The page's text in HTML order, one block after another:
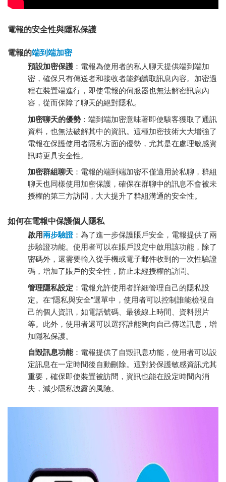
電報的安全性與隱私保護
電報的端到端加密
預設加密保護 ：電報為使用者的私人聊天提供端到端加
密，確保只有傳送者和接收者能夠讀取訊息內容。加密過
程在裝置端進行，即使電報的伺服器也無法解密訊息內
容，從而保障了聊天的絕對隱私。
加密聊天的優勢 ：端到端加密意味著即使駭客獲取了通訊
資料，也無法破解其中的資訊。這種加密技術大大增強了
電報在保護使用者隱私方面的優勢，尤其是在處理敏感資
訊時更具安全性。
加密群組聊天 ：電報的端到端加密不僅適用於私聊，群組
聊天也同樣使用加密保護，確保在群聊中的訊息不會被未
授權的第三方訪問，大大提升了群組溝通的安全性。
如何在電報中保護個人隱私
啟用兩步驗證：為了進一步保護賬戶安全，電報提供了兩
步驗證功能。使用者可以在賬戶設定中啟用該功能，除了
密碼外，還需要輸入從手機或電子郵件收到的一次性驗證
碼，增加了賬戶的安全性，防止未經授權的訪問。
管理隱私設定 ：電報允許使用者詳細管理自己的隱私設
定。在“隱私與安全”選單中，使用者可以控制誰能檢視自
己的個人資訊，如電話號碼、最後線上時間、資料照片
等。此外，使用者還可以選擇誰能夠向自己傳送訊息，增
加隱私保護。
自毀訊息功能：電報提供了自毀訊息功能，使用者可以設
定訊息在一定時間後自動刪除。這對於保護敏感資訊尤其
重要，確保即使裝置被訪問，資訊也能在設定時間內消
失，減少隱私洩露的風險。